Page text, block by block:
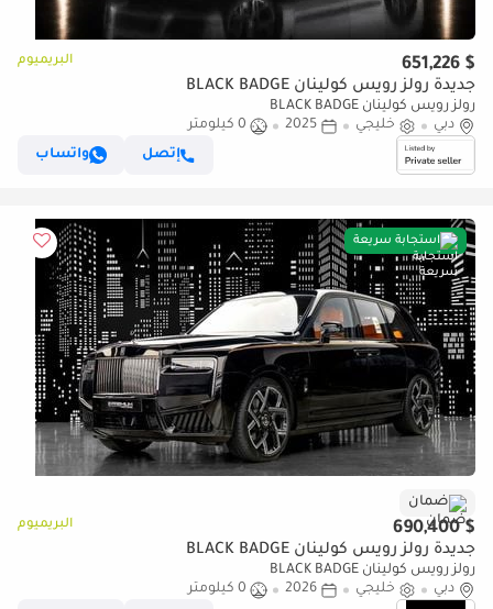
$ 651,226 البريميوم
جديدة رولز رويس كولينان BLACK BADGE
رولز رويس كولينان BLACK BADGE
دبي
خليجي 2025
0 كيلومتر
إتصل
واتساب
استجابة سريعة
ضمان
$ 690,400 البريميوم
جديدة رولز رويس كولينان BLACK BADGE
رولز رويس كولينان BLACK BADGE
دبي
خليجي 2026
0 كيلومتر